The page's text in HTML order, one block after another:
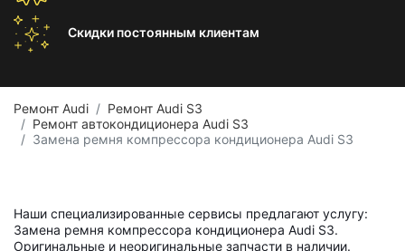
Скидки постоянным клиентам
Ремонт Audi
Ремонт Audi S3
Ремонт автокондиционера Audi S3
Замена ремня компрессора кондиционера Audi S3
Наши специализированные сервисы предлагают услугу:
Замена ремня компрессора кондиционера Audi S3.
Оригинальные и неоригинальные запчасти в наличии.